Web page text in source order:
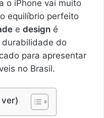
o iPhone vai muito
equilíbrio perfeito
e design é
do
para apresentar
no Brasil.